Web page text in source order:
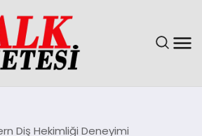
Diş Hekimliği Deneyimi